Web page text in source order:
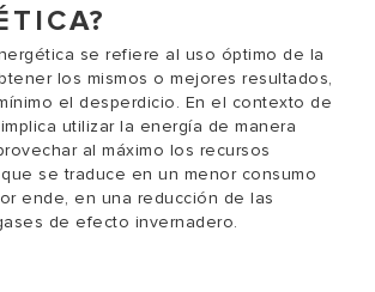
se refiere al uso óptimo de la
los mismos o mejores resultados,
el desperdicio. En el contexto de
utilizar la energía de manera
al máximo los recursos
se traduce en un menor consumo
ende, en una reducción de las
de efecto invernadero.